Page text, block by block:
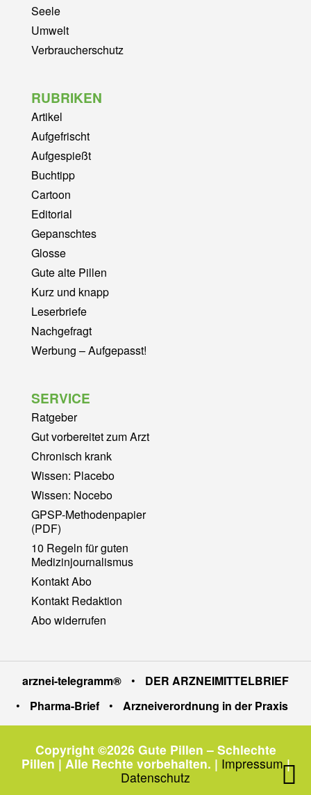
Seele
Umwelt
Verbraucherschutz
RUBRIKEN
Artikel
Aufgefrischt
Aufgespießt
Buchtipp
Cartoon
Editorial
Gepanschtes
Glosse
Gute alte Pillen
Kurz und knapp
Leserbriefe
Nachgefragt
Werbung – Aufgepasst!
SERVICE
Ratgeber
Gut vorbereitet zum Arzt
Chronisch krank
Wissen: Placebo
Wissen: Nocebo
GPSP-Methodenpapier
(PDF)
10 Regeln für guten
Medizinjournalismus
Kontakt Abo
Kontakt Redaktion
Abo widerrufen
arznei-telegramm® •
DER ARZNEIMITTELBRIEF
•
Pharma-Brief • Arzneiverordnung in der Praxis
Copyright ©2026 Gute Pillen – Schlechte
Pillen | Alle Rechte vorbehalten. | Impressum |
Datenschutz